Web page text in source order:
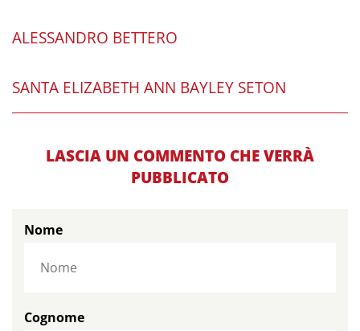
ALESSANDRO BETTERO
SANTA ELIZABETH ANN BAYLEY SETON
LASCIA UN COMMENTO CHE VERRÀ
PUBBLICATO
Nome
Cognome